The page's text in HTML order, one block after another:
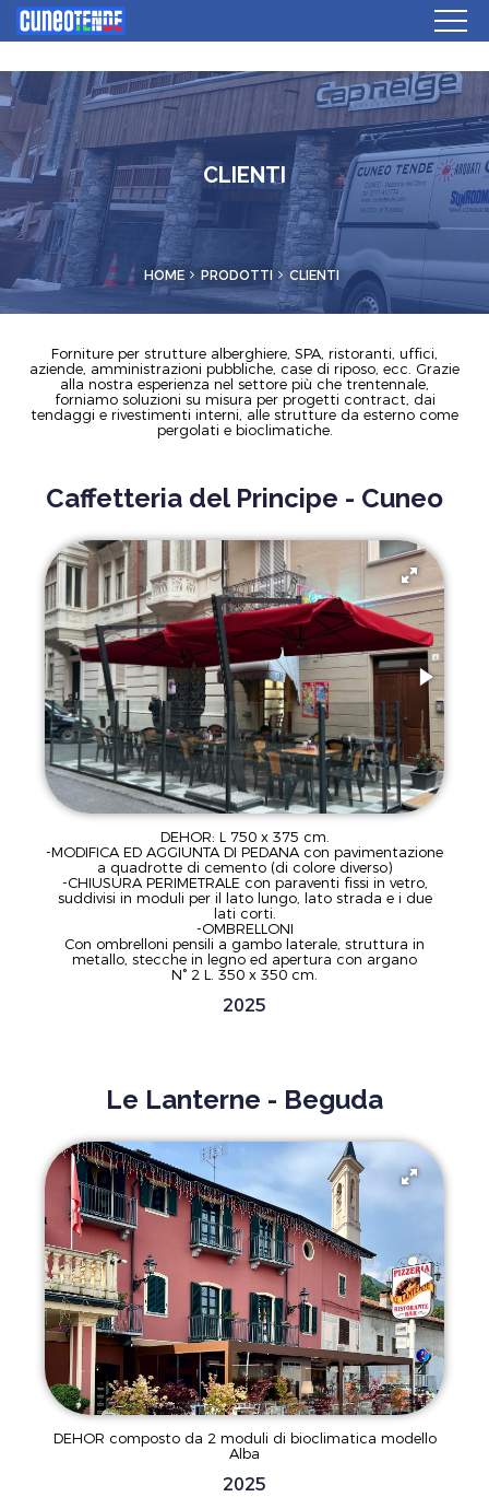
CLIENTI
HOME PRODOTTI CLIENTI
Forniture per strutture alberghiere, SPA, ristoranti, uffici,
aziende, amministrazioni pubbliche, case di riposo, ecc. Grazie
alla nostra esperienza nel settore più che trentennale,
forniamo soluzioni su misura per progetti contract, dai
tendaggi e rivestimenti interni, alle strutture da esterno come
pergolati e bioclimatiche.
Caffetteria del Principe - Cuneo
DEHOR: L 750 x 375 cm.
-MODIFICA ED AGGIUNTA DI PEDANA con pavimentazione
a quadrotte di cemento (di colore diverso)
-CHIUSURA PERIMETRALE con paraventi fissi in vetro,
suddivisi in moduli per il lato lungo, lato strada e i due
lati corti.
-OMBRELLONI
Con ombrelloni pensili a gambo laterale, struttura in
metallo, stecche in legno ed apertura con argano
N° 2 L. 350 x 350 cm.
2025
Le Lanterne - Beguda
DEHOR composto da 2 moduli di bioclimatica modello
Alba
2025